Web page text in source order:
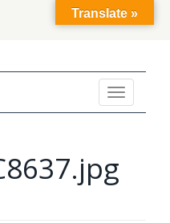
Toggle
navigation
Translate »